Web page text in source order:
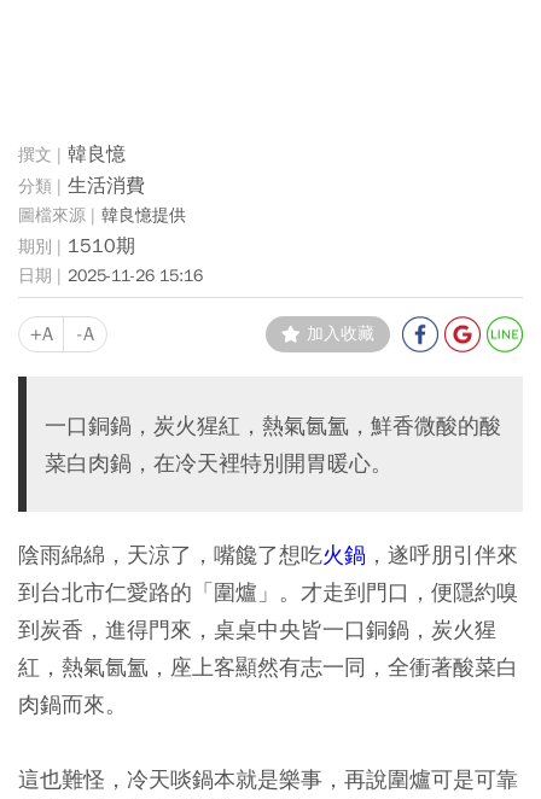
韓良憶
生活消費
韓良憶提供
1510期
2025-11-26 15:16
+A -A 加入收藏
一口銅鍋，炭火猩紅，熱氣氤氳，鮮香微酸的酸
菜白肉鍋，在冷天裡特別開胃暖心。
陰雨綿綿，天涼了，嘴饞了想吃火鍋 ，遂呼朋引伴來
到台北市仁愛路的「圍爐」。才走到門口，便隱約嗅
到炭香，進得門來，桌桌中央皆一口銅鍋，炭火猩
紅，熱氣氤氳，座上客顯然有志一同，全衝著酸菜白
肉鍋而來。
這也難怪，冷天啖鍋本就是樂事，再說圍爐可是可靠